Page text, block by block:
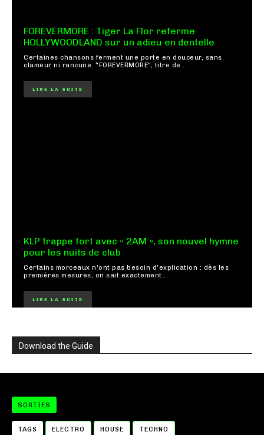
FOREVERMORE : Tiger La Flor referme
HOLLYWOODLAND sur un adieu en dentelle
Certaines chansons ferment une porte en douceur, sans
clameur ni rancune. "FOREVERMORE", titre de...
LIRE LA SUITE
KLP frappe fort avec « 2AM », son nouvel hymne
pour les nuits de club
Certains morceaux n'ont pas besoin d'explication : dès les
premières mesures, on sait exactement...
LIRE LA SUITE
Download the Guide
SORTIES
TAGS ELECTRO HOUSE TECHNO